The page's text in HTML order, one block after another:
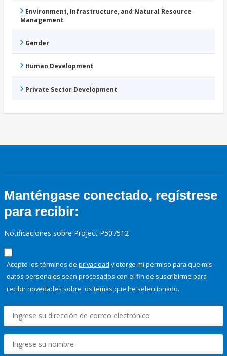
Environment, Infrastructure, and Natural Resource
Management
Gender
Human Development
Private Sector Development
Manténgase conectado, regístrese
para recibir:
Notificaciones sobre Project P507512
Acepto los términos de privacidad y otorgo mi permiso para que mis
datos personales sean procesados con el fin de suscribirme para
recibir novedades sobre los temas que he seleccionado.